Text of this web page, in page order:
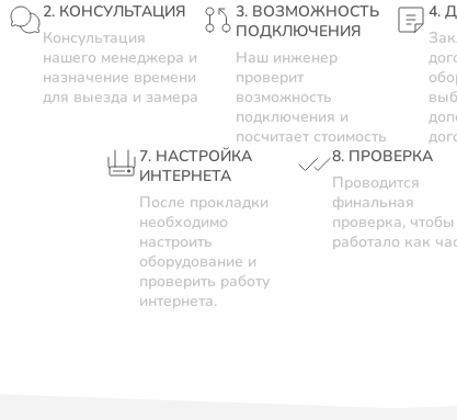
2. КОНСУЛЬТАЦИЯ
Консультация
нашего менеджера и
назначение времени
для выезда и замера
3. ВОЗМОЖНОСТЬ
ПОДКЛЮЧЕНИЯ
Наш инженер
проверит
возможность
подключения и
посчитает стоимость
4.
7. НАСТРОЙКА
ИНТЕРНЕТА
После прокладки
необходимо
настроить
оборудование и
проверить работу
интернета.
8. ПРОВЕРКА
Проводится
финальная
проверка,
работало как